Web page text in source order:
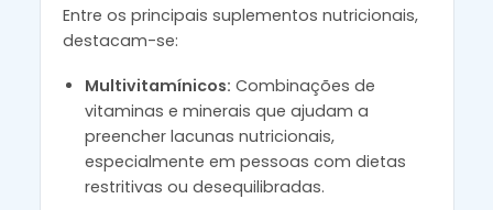
Entre os principais suplementos nutricionais,
destacam-se:
Multivitamínicos: Combinações de
vitaminas e minerais que ajudam a
preencher lacunas nutricionais,
especialmente em pessoas com dietas
restritivas ou desequilibradas.